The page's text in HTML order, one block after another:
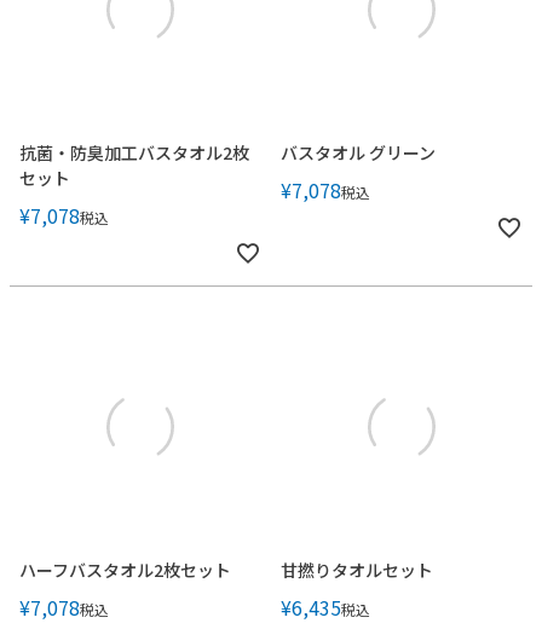
抗菌・防臭加工バスタオル2枚
セット
¥7,078税込
バスタオル グリーン
¥7,078税込
ハーフバスタオル2枚セット
¥7,078税込
甘撚りタオルセット
¥6,435税込